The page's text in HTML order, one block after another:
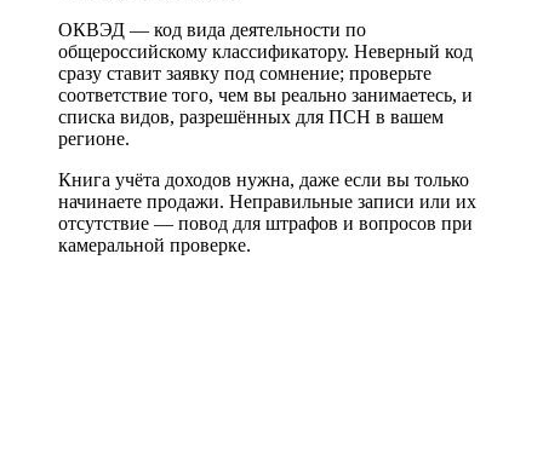
ОКВЭД — код вида деятельности по
общероссийскому классификатору. Неверный код
сразу ставит заявку под сомнение; проверьте
соответствие того, чем вы реально занимаетесь, и
списка видов, разрешённых для ПСН в вашем
регионе.
Книга учёта доходов нужна, даже если вы только
начинаете продажи. Неправильные записи или их
отсутствие — повод для штрафов и вопросов при
камеральной проверке.